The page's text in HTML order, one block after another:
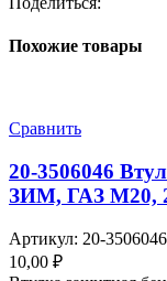
Похожие товары
Сравнить
20-3506046
ЗИМ, ГАЗ М20,
Артикул: 20-3506046
10,00 ₽